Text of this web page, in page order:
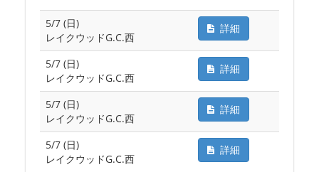
5/7 (日)
レイクウッドG.C.西
詳細
5/7 (日)
レイクウッドG.C.西
詳細
5/7 (日)
レイクウッドG.C.西
詳細
5/7 (日)
レイクウッドG.C.西
詳細